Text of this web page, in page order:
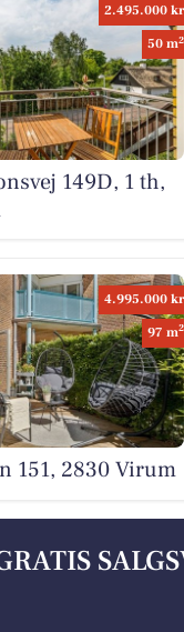
2.495.000 kr
50 m2
149D, 1 th,
4.995.000 kr
97 m2
151, 2830 Virum